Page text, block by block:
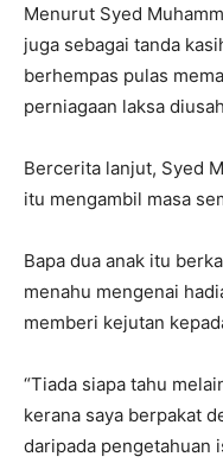
Menurut Syed
juga sebagai tanda
berhempas pulas
perniagaan laksa
Bercerita lanjut, Syed
itu mengambil masa
Bapa dua anak itu
menahu mengenai
memberi kejutan
“Tiada siapa tahu
kerana saya berpakat
daripada pengetahuan